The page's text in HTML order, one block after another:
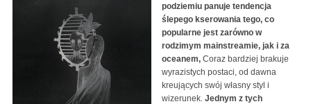
podziemiu panuje tendencja
ślepego kserowania tego, co
popularne jest zarówno w
rodzimym mainstreamie, jak i za
oceanem, Coraz bardziej brakuje
wyrazistych postaci, od dawna
kreujących swój własny styl i
wizerunek. Jednym z tych